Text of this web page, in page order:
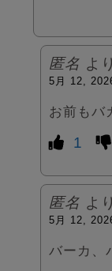
匿名 よ
5月 12,
お前もバ
1
匿名 よ
5月 12,
バーカ、